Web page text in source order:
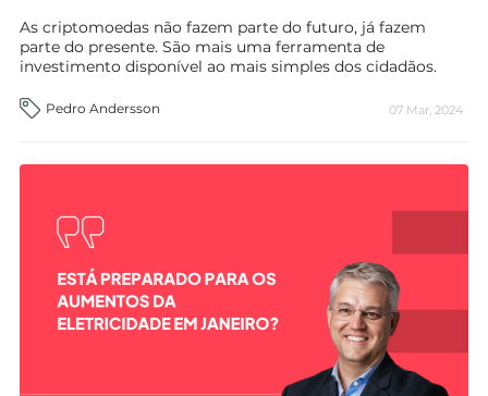
As criptomoedas não fazem parte do futuro, já fazem
parte do presente. São mais uma ferramenta de
investimento disponível ao mais simples dos cidadãos.
Pedro Andersson 07 Mar, 2024